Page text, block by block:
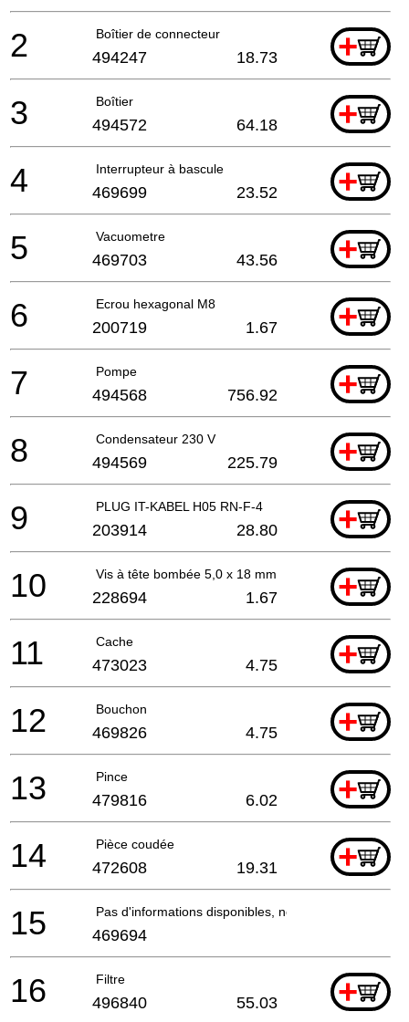
Boîtier de connecteur +
2 494247 18.73
Boîtier +
3 494572 64.18
Interrupteur à bascule +
4 469699 23.52
Vacuometre +
5 469703 43.56
Ecrou hexagonal M8 +
6 200719 1.67
Pompe +
7 494568 756.92
Condensateur 230 V +
8 494569 225.79
PLUG IT-KABEL H05 RN-F-4 +
9 203914 28.80
Vis à tête bombée 5,0 x 18 mm +
10 228694 1.67
Cache +
11 473023 4.75
Bouchon +
12 469826 4.75
Pince +
13 479816 6.02
Pièce coudée +
14 472608 19.31
Pas d'informations disponibles, non commandable
15 469694
Filtre +
16 496840 55.03